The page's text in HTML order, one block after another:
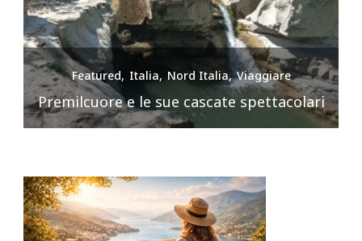
Featured Italia Nord Italia Viaggiare
Premilcuore e le sue cascate spettacolari